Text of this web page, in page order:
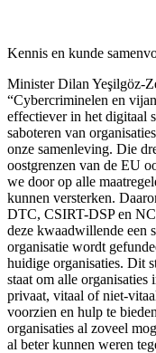
Kennis en kunde
Minister Dilan Yeşilgöz-
“Cybercriminelen en
effectiever in het digitaal
saboteren van
onze samenleving. Die
oostgrenzen van de EU
we door op alle
kunnen versterken.
DTC, CSIRT-DSP en
deze kwaadwillende een
organisatie wordt
huidige organisaties. Dit
staat om alle
privaat, vitaal of niet-
voorzien en hulp te
organisaties al zoveel
al beter kunnen weren